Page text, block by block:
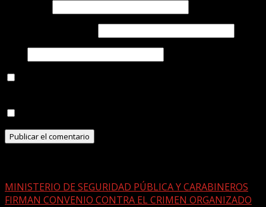
MINISTERIO DE SEGURIDAD PÚBLICA Y CARABINEROS
FIRMAN CONVENIO CONTRA EL CRIMEN ORGANIZADO